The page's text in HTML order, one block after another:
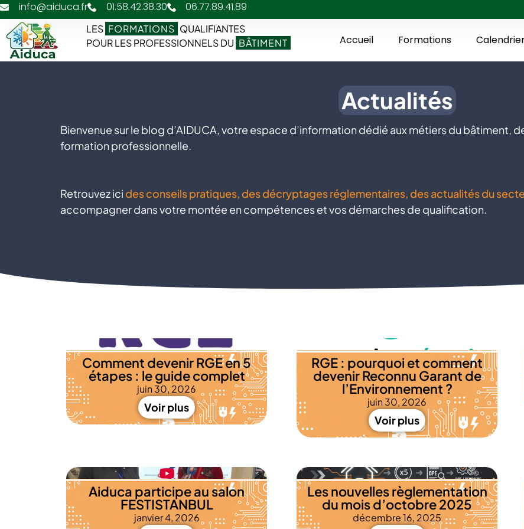
info@aiduca.fr 01.58.42.38.30 06.77.89.41.89
LES FORMATIONS QUALIFIANTES
POUR LES PROFESSIONNELS DU BÂTIMENT Accueil Formations
Actualités
Bienvenue sur le blog d’AIDUCA, votre espace d’information dédié aux métiers du bâtiment,
formation professionnelle.
Retrouvez ici des conseils pratiques, des décryptages réglementaires, des actualités du
accompagner dans votre montée en compétences et vos démarches de qualification.
Comment devenir RGE en 5
étapes : le guide complet
juin 30, 2026
Voir plus
RGE : pourquoi et comment
devenir Reconnu Garant de
l’Environnement ?
juin 30, 2026
Voir plus
Aiduca participe au salon
FESTISTANBUL
janvier 4, 2026
Les nouvelles règlementation
du mois d’octobre 2025
décembre 16, 2025